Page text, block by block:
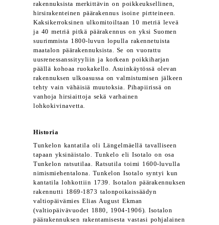
rakennuksista merkittävin on poikkeuksellinen,
hirsirakenteinen päärakennus isoine pirtteineen.
Kaksikerroksinen ulkomitoiltaan 10 metriä leveä
ja 40 metriä pitkä päärakennus on yksi Suomen
suurimmista 1800-luvun lopulla rakennetuista
maatalon päärakennuksista. Se on vuorattu
uusrenessanssityyliin ja korkean poikkiharjan
päällä kohoaa ruokakello. Asuinkäytössä olevan
rakennuksen ulkoasussa on valmistumisen jälkeen
tehty vain vähäisiä muutoksia. Pihapiirissä on
vanhoja hirsiaittoja sekä varhainen
lohkokivinavetta.
Historia
Tunkelon kantatila oli Längelmäellä tavalliseen
tapaan yksinäistalo. Tunkelo eli Isotalo on osa
Tunkelon ratsutilaa. Ratsutila toimi 1600-luvulla
nimismiehentalona. Tunkelon Isotalo syntyi kun
kantatila lohkottiin 1739. Isotalon päärakennuksen
rakennutti 1869-1873 talonpoikaissäädyn
valtiopäivämies Elias August Ekman
(valtiopäivävuodet 1880, 1904-1906). Isotalon
päärakennuksen rakentamisesta vastasi pohjalainen